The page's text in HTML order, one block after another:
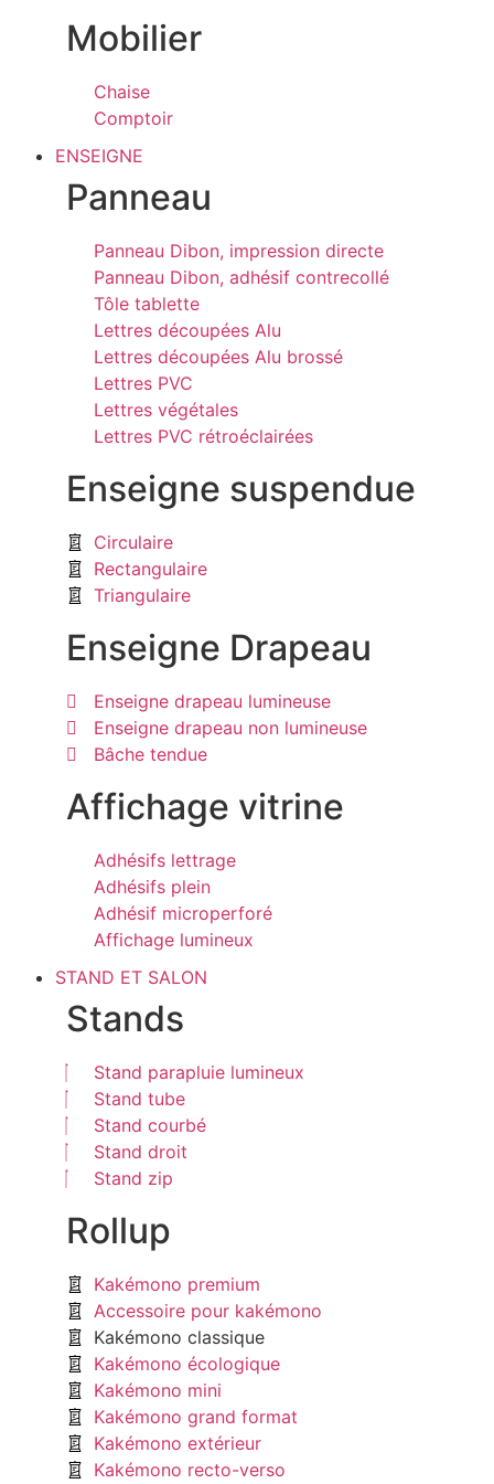
Mobilier
Chaise
Comptoir
ENSEIGNE
Panneau
Panneau Dibon, impression directe
Panneau Dibon, adhésif contrecollé
Tôle tablette
Lettres découpées Alu
Lettres découpées Alu brossé
Lettres PVC
Lettres végétales
Lettres PVC rétroéclairées
Enseigne suspendue
Circulaire
Rectangulaire
Triangulaire
Enseigne Drapeau
Enseigne drapeau lumineuse
Enseigne drapeau non lumineuse
Bâche tendue
Affichage vitrine
Adhésifs lettrage
Adhésifs plein
Adhésif microperforé
Affichage lumineux
STAND ET SALON
Stands
Stand parapluie lumineux
Stand tube
Stand courbé
Stand droit
Stand zip
Rollup
Kakémono premium
Accessoire pour kakémono
Kakémono classique
Kakémono écologique
Kakémono mini
Kakémono grand format
Kakémono extérieur
Kakémono recto-verso